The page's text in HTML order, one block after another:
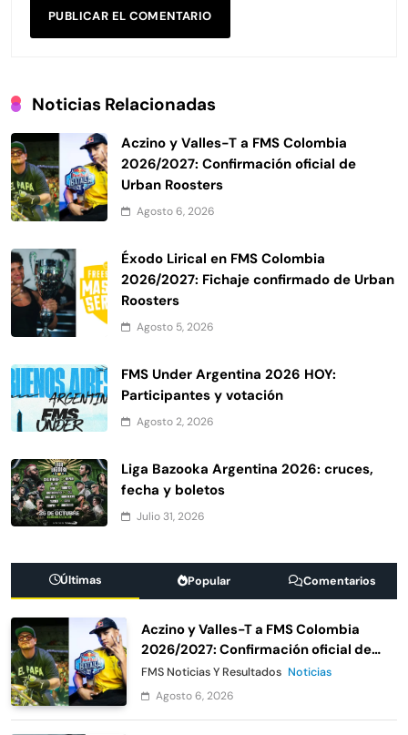
Noticias Relacionadas
Aczino y Valles-T a FMS Colombia
2026/2027: Confirmación oficial de
Urban Roosters
Agosto 6, 2026
Éxodo Lirical en FMS Colombia
2026/2027: Fichaje confirmado de Urban
Roosters
Agosto 5, 2026
FMS Under Argentina 2026 HOY:
Participantes y votación
Agosto 2, 2026
Liga Bazooka Argentina 2026: cruces,
fecha y boletos
Julio 31, 2026
Últimas Popular Comentarios
Aczino y Valles-T a FMS Colombia
2026/2027: Confirmación oficial de
Urban Roosters
FMS Noticias Y Resultados Noticias
Agosto 6, 2026